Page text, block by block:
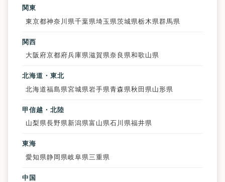
関東
東京都神奈川県千葉県埼玉県茨城県栃木県群馬県
関西
大阪府京都府兵庫県滋賀県奈良県和歌山県
北海道・東北
北海道福島県宮城県岩手県青森県秋田県 山形県
甲信越・北陸
山梨県長野県新潟県富山県石川県福井県
東海
愛知県静岡県岐阜県 三重県
中国